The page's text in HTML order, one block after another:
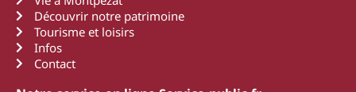
Découvrir notre patrimoine
Tourisme et loisirs
Infos
Contact